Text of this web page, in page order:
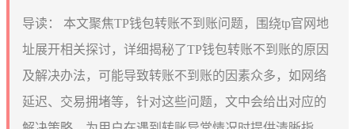
导读：
本文聚焦TP钱包转账不到账问题，围绕tp官网地
址展开相关探讨，详细揭秘了TP钱包转账不到账的原因
及解决办法，可能导致转账不到账的因素众多，如网络
延迟、交易拥堵等，针对这些问题，文中会给出对应的